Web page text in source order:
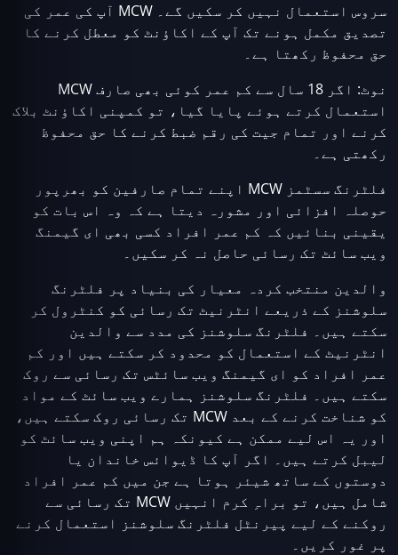
سروس استعمال نہیں کر سکیں گے۔ MCW آپ کی عمر کی
تصدیق مکمل ہونے تک آپ کے اکاؤنٹ کو معطل کرنے کا
حق محفوظ رکھتا ہے۔
نوٹ: اگر 18 سال سے کم عمر کوئی بھی صارف MCW
استعمال کرتے ہوئے پایا گیا، تو کمپنی اکاؤنٹ بلاک
کرنے اور تمام جیت کی رقم ضبط کرنے کا حق محفوظ
رکھتی ہے۔
فلٹرنگ سسٹمز MCW اپنے تمام صارفین کو بھرپور
حوصلہ افزائی اور مشورہ دیتا ہے کہ وہ اس بات کو
یقینی بنائیں کہ کم عمر افراد کسی بھی ای گیمنگ
ویب سائٹ تک رسائی حاصل نہ کر سکیں۔
والدین منتخب کردہ معیار کی بنیاد پر فلٹرنگ
سلوشنز کے ذریعے انٹرنیٹ تک رسائی کو کنٹرول کر
سکتے ہیں۔ فلٹرنگ سلوشنز کی مدد سے والدین
انٹرنیٹ کے استعمال کو محدود کر سکتے ہیں اور کم
عمر افراد کو ای گیمنگ ویب سائٹس تک رسائی سے روک
سکتے ہیں۔ فلٹرنگ سلوشنز ہمارے ویب سائٹ کے مواد
کو شناخت کرنے کے بعد MCW تک رسائی روک سکتے ہیں،
اور یہ اس لیے ممکن ہے کیونکہ ہم اپنی ویب سائٹ کو
لیبل کرتے ہیں۔ اگر آپ کا ڈیوائس خاندان یا
دوستوں کے ساتھ شیئر ہوتا ہے جن میں کم عمر افراد
شامل ہیں، تو براہِ کرم انہیں MCW تک رسائی سے
روکنے کے لیے پیرنٹل فلٹرنگ سلوشنز استعمال کرنے
پر غور کریں۔